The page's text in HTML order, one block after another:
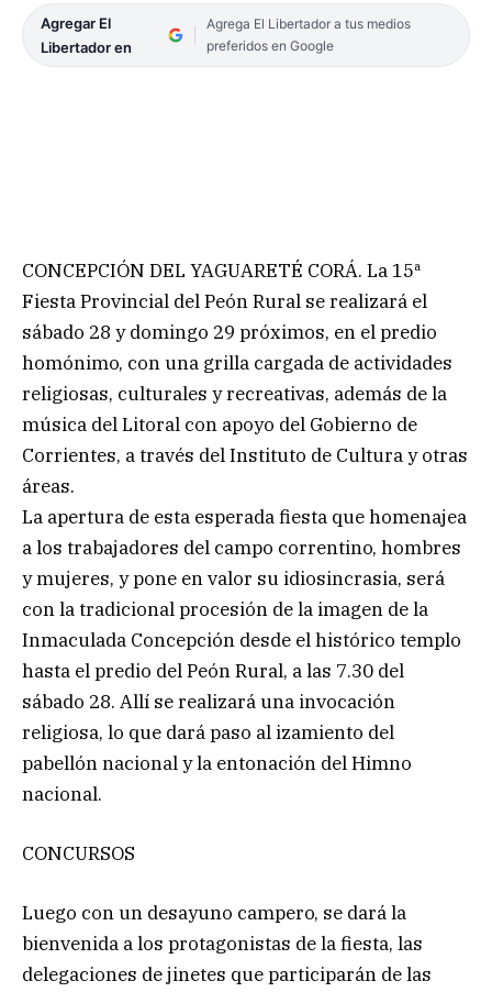
Agregar El
Libertador en
Agrega El Libertador a tus medios
preferidos en Google
CONCEPCIÓN DEL YAGUARETÉ CORÁ. La 15ª
Fiesta Provincial del Peón Rural se realizará el
sábado 28 y domingo 29 próximos, en el predio
homónimo, con una grilla cargada de actividades
religiosas, culturales y recreativas, además de la
música del Litoral con apoyo del Gobierno de
Corrientes, a través del Instituto de Cultura y otras
áreas.
La apertura de esta esperada fiesta que homenajea
a los trabajadores del campo correntino, hombres
y mujeres, y pone en valor su idiosincrasia, será
con la tradicional procesión de la imagen de la
Inmaculada Concepción desde el histórico templo
hasta el predio del Peón Rural, a las 7.30 del
sábado 28. Allí se realizará una invocación
religiosa, lo que dará paso al izamiento del
pabellón nacional y la entonación del Himno
nacional.
CONCURSOS
Luego con un desayuno campero, se dará la
bienvenida a los protagonistas de la fiesta, las
delegaciones de jinetes que participarán de las